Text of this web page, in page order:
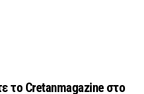
το Cretanmagazine στο